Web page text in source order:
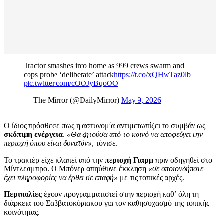
Tractor smashes into home as 999 crews swarm and
cops probe ‘deliberate’ attackhttps://t.co/xQHwTaz0lb
pic.twitter.com/cOOJyBqoOO
— The Mirror (@DailyMirror) May 9, 2026
Ο ίδιος πρόσθεσε πως η αστυνομία αντιμετωπίζει το συμβάν ως
σκόπιμη ενέργεια. «Θα ζητούσα από το κοινό να αποφεύγει την
περιοχή όπου είναι δυνατόν», τόνισε.
Το τρακτέρ είχε κλαπεί από την περιοχή Γιαρμ πριν οδηγηθεί στο
Μίντλεσμπρο. Ο Μπόνερ απηύθυνε έκκληση «σε οποιονδήποτε
έχει πληροφορίες να έρθει σε επαφή» με τις τοπικές αρχές.
Περιπολίες έχουν προγραμματιστεί στην περιοχή καθ’ όλη τη
διάρκεια του Σαββατοκύριακου για τον καθησυχασμό της τοπικής
κοινότητας.